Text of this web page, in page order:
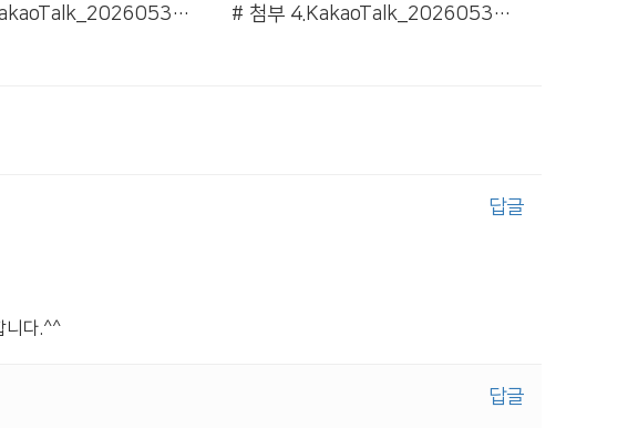
# 첨부 3.KakaoTalk_20260530_162225157_03.jpg
# 첨부 4.KakaoTalk_20260530_162225157_04.jpg
니다.^^
답글
답글